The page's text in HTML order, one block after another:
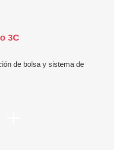
3C
de bolsa y sistema de